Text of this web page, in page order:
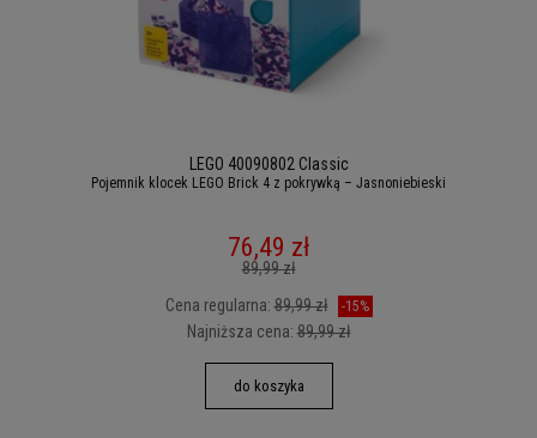
LEGO 40090802 Classic
Pojemnik klocek LEGO Brick 4 z pokrywką – Jasnoniebieski
76,49 zł
89,99 zł
Cena regularna:89,99 zł -15%
Najniższa cena:89,99 zł
do koszyka